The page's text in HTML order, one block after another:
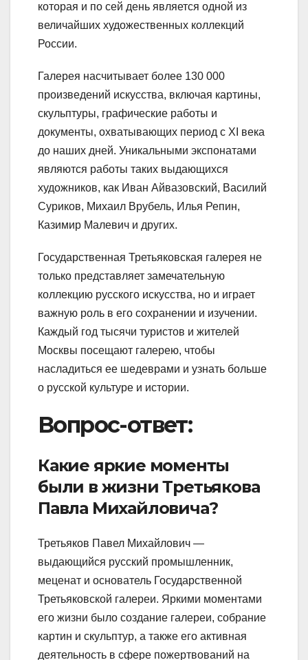
которая и по сей день является одной из
величайших художественных коллекций
России.
Галерея насчитывает более 130 000
произведений искусства, включая картины,
скульптуры, графические работы и
документы, охватывающих период с XI века
до наших дней. Уникальными экспонатами
являются работы таких выдающихся
художников, как Иван Айвазовский, Василий
Суриков, Михаил Врубель, Илья Репин,
Казимир Малевич и других.
Государственная Третьяковская галерея не
только представляет замечательную
коллекцию русского искусства, но и играет
важную роль в его сохранении и изучении.
Каждый год тысячи туристов и жителей
Москвы посещают галерею, чтобы
насладиться ее шедеврами и узнать больше
о русской культуре и истории.
Вопрос-ответ:
Какие яркие моменты
были в жизни Третьякова
Павла Михайловича?
Третьяков Павел Михайлович —
выдающийся русский промышленник,
меценат и основатель Государственной
Третьяковской галереи. Яркими моментами
его жизни было создание галереи, собрание
картин и скульптур, а также его активная
деятельность в сфере пожертвований на